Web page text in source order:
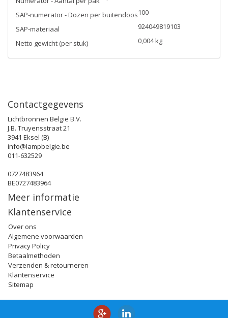
SAP-numerator - Dozen per buitendoos100
SAP-materiaal
924049819103
Netto gewicht (per stuk)
0,004 kg
Contactgegevens
Lichtbronnen België B.V.
J.B. Truyensstraat 21
3941 Eksel (B)
info@lampbelgie.be
011-632529
0727483964
BE0727483964
Meer informatie
Klantenservice
Over ons
Algemene voorwaarden
Privacy Policy
Betaalmethoden
Verzenden & retourneren
Klantenservice
Sitemap